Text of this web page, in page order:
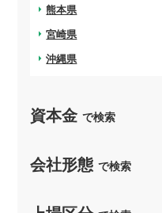
熊本県
arrow_right
宮崎県
arrow_right
沖縄県
arrow_right
資本金で検索
会社形態で検索